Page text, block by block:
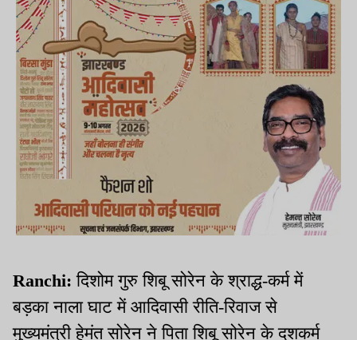
Ranchi: दिशोम गुरु शिबू सोरेन के श्राद्ध-कर्म में
बड़का नाला घाट में आदिवासी रीति-रिवाज से
मुख्यमंत्री हेमंत सोरेन ने पिता शिबू सोरेन के दशकर्म